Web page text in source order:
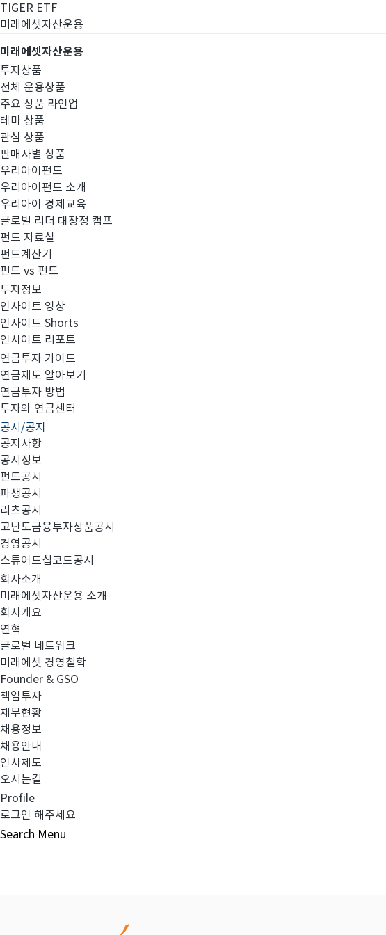
TIGER ETF
미래에셋자산운용
미래에셋자산운용
투자상품
전체 운용상품
주요 상품 라인업
테마 상품
관심 상품
판매사별 상품
우리아이펀드
우리아이펀드 소개
우리아이 경제교육
글로벌 리더 대장정 캠프
펀드 자료실
펀드계산기
펀드 vs 펀드
투자정보
인사이트 영상
인사이트 Shorts
인사이트 리포트
연금투자 가이드
연금제도 알아보기
연금투자 방법
투자와 연금센터
공시/공지
공지사항
공시정보
펀드공시
파생공시
리츠공시
고난도금융투자상품공시
경영공시
스튜어드십코드공시
회사소개
미래에셋자산운용 소개
회사개요
연혁
글로벌 네트워크
미래에셋 경영철학
Founder & GSO
책임투자
재무현황
채용정보
채용안내
인사제도
오시는길
Profile
로그인 해주세요
Search Menu
경영공시
2024년 4분기 최소영업자본액 검토보고서
첨부와 같이 당사의 주요 경영사항을 공시합니다.
날인본_미래에셋자산운용_최소영업자본액 검토보고서_FY2024_4Q.pdf
이전글
다음글
목록보기